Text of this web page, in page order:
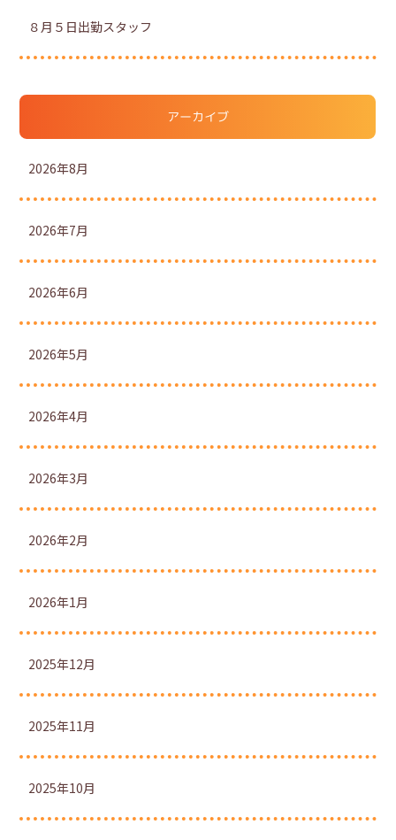
８月５日出勤スタッフ
アーカイブ
2026年8月
2026年7月
2026年6月
2026年5月
2026年4月
2026年3月
2026年2月
2026年1月
2025年12月
2025年11月
2025年10月